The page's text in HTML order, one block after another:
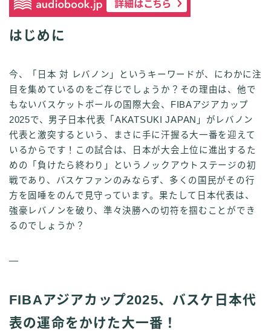
はじめに
今、「日本 対 レバノン」というキーワードが、にわかに注
目を集めているのをご存じでしょうか？その理由は、他で
もないバスケットボールの国際大会、FIBAアジアカップ
2025で、男子日本代表「AKATSUKI JAPAN」がレバノン
代表と激突するという、まさに手に汗握る大一番を迎えて
いるからです！この試合は、日本が大会上位に進出するた
めの「負けたら終わり」というノックアウトステージの初
戦であり、バスケファンのみならず、多くの国民がその行
方を固唾をのんで見守っています。果たして日本代表は、
強豪レバノンを破り、準々決勝への切符を掴むことができ
るのでしょうか？
—
FIBAアジアカップ2025、バスケ日本代
表の運命をかけた大一番！